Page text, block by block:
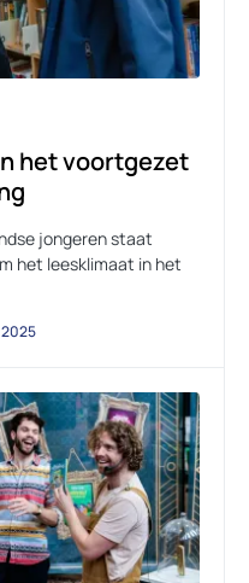
het voortgezet
jongeren staat
het leesklimaat in het